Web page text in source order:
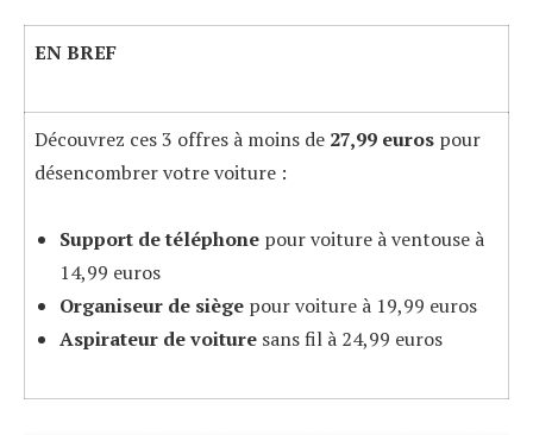
EN BREF
Découvrez ces 3 offres à moins de 27,99 euros pour
désencombrer votre voiture :
Support de téléphonepour voiture à ventouse à
14,99 euros
Organiseur de siègepour voiture à 19,99 euros
Aspirateur de voituresans fil à 24,99 euros